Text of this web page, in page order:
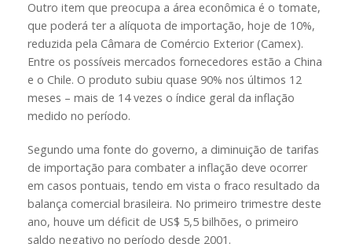
Outro item que preocupa a área econômica é o tomate,
que poderá ter a alíquota de importação, hoje de 10%,
reduzida pela Câmara de Comércio Exterior (Camex).
Entre os possíveis mercados fornecedores estão a China
e o Chile. O produto subiu quase 90% nos últimos 12
meses – mais de 14 vezes o índice geral da inflação
medido no período.
Segundo uma fonte do governo, a diminuição de tarifas
de importação para combater a inflação deve ocorrer
em casos pontuais, tendo em vista o fraco resultado da
balança comercial brasileira. No primeiro trimestre deste
ano, houve um déficit de US$ 5,5 bilhões, o primeiro
saldo negativo no período desde 2001.